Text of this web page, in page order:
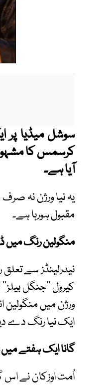
سوشل میڈیا پر
آیا ہے۔
یہ نیا ورژن نہ
مقبول ہورہا ہے۔
منگولین رنگ میں
نیدرلینڈز سے
کیرول ’’جنگل
ورژن میں
ایک نیا رنگ دے
گانا ایک ہفتے میں
اُمت اوزکان نے اس